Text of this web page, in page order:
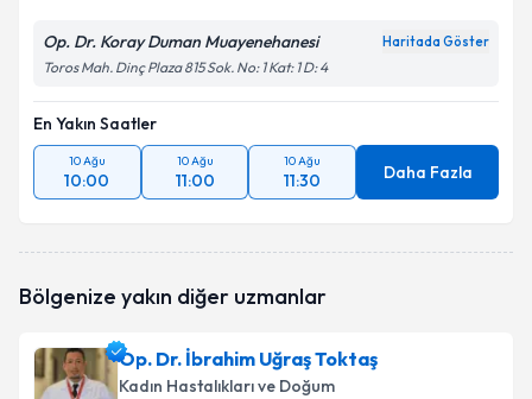
Op. Dr. Koray Duman Muayenehanesi Haritada Göster
Toros Mah. Dinç Plaza 815 Sok. No: 1 Kat: 1 D: 4
En Yakın Saatler
10 Ağu
10:00
10 Ağu
11:00
10 Ağu
11:30 Daha Fazla
Bölgenize yakın diğer uzmanlar
Op. Dr. İbrahim Uğraş Toktaş
Kadın Hastalıkları ve Doğum